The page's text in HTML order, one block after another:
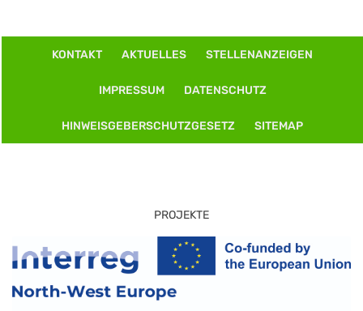
KONTAKT AKTUELLES STELLENANZEIGEN
IMPRESSUM DATENSCHUTZ
HINWEISGEBERSCHUTZGESETZ SITEMAP
PROJEKTE